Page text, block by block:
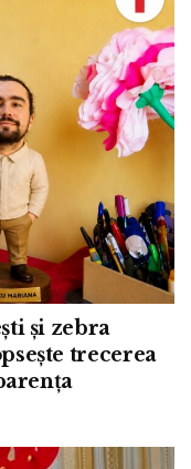
și zebra
trecerea